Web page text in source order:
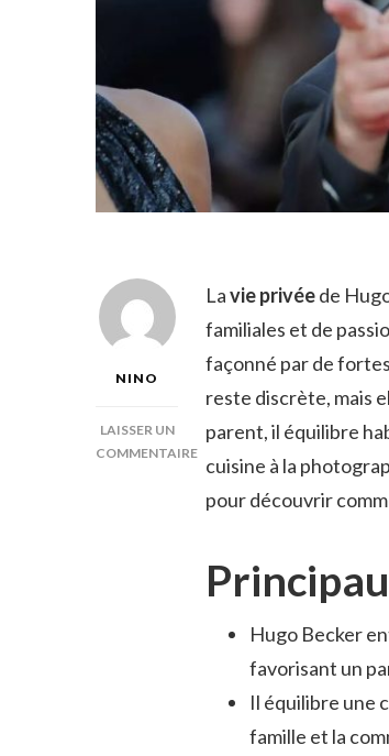
NINO
LAISSER UN
COMMENTAIRE
Lavie privéede
familiales et de
façonné par de
reste discrète, mais
parent, il équilibre
cuisine à la
pour découvrir
Hugo Becker
favorisant un
Il équilibre une
famille et la